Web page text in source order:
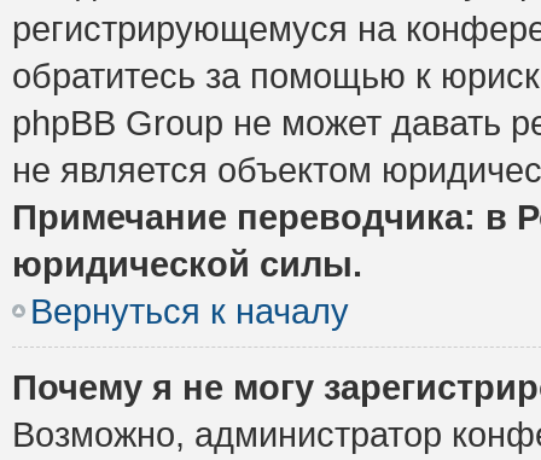
регистрирующемуся на
обратитесь за помощью к
phpBB Group не может давать
не является объектом
Примечание переводчика: в
юридической силы.
Вернуться к началу
Почему я не могу
Возможно, администратор